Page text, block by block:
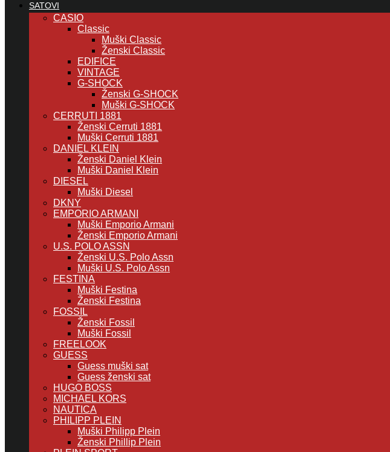
SATOVI
CASIO
Classic
Muški Classic
Ženski Classic
EDIFICE
VINTAGE
G-SHOCK
Ženski G-SHOCK
Muški G-SHOCK
CERRUTI 1881
Ženski Cerruti 1881
Muški Cerruti 1881
DANIEL KLEIN
Ženski Daniel Klein
Muški Daniel Klein
DIESEL
Muški Diesel
DKNY
EMPORIO ARMANI
Muški Emporio Armani
Ženski Emporio Armani
U.S. POLO ASSN
Ženski U.S. Polo Assn
Muški U.S. Polo Assn
FESTINA
Muški Festina
Ženski Festina
FOSSIL
Ženski Fossil
Muški Fossil
FREELOOK
GUESS
Guess muški sat
Guess ženski sat
HUGO BOSS
MICHAEL KORS
NAUTICA
PHILIPP PLEIN
Muški Philipp Plein
Ženski Phillip Plein